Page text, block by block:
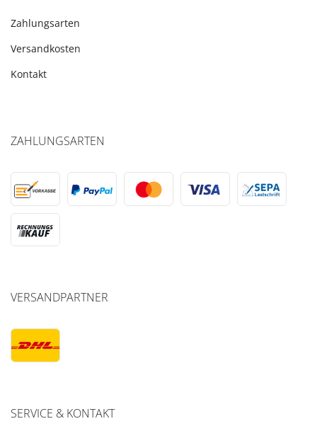
Zahlungsarten
Versandkosten
Kontakt
ZAHLUNGSARTEN
VERSANDPARTNER
SERVICE & KONTAKT